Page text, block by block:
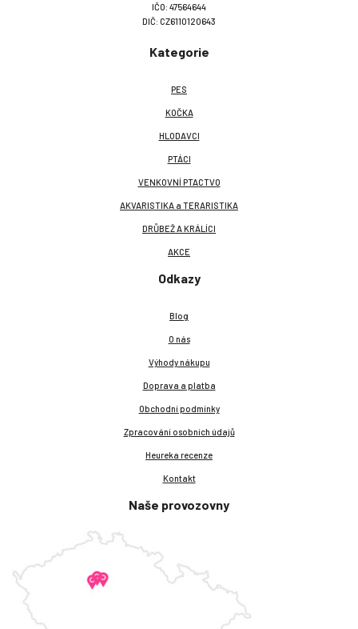
IČO: 47564644
DIČ: CZ6110120643
Kategorie
PES
KOČKA
HLODAVCI
PTÁCI
VENKOVNÍ PTACTVO
AKVARISTIKA a TERARISTIKA
DRŮBEŽ A KRÁLÍCI
AKCE
Odkazy
Blog
O nás
Výhody nákupu
Doprava a platba
Obchodní podmínky
Zpracování osobních údajů
Heureka recenze
Kontakt
Naše provozovny